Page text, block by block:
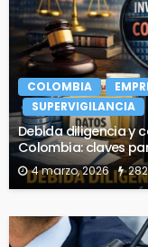
COLOMBIA
SUPERVIGILANCIA
Debida diligencia y
Colombia: claves
4 marzo, 2026